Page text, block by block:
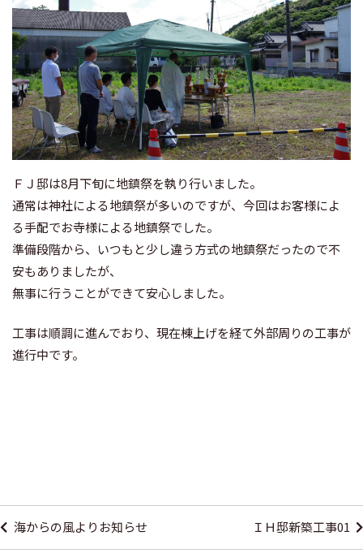
ＦＪ邸は8月下旬に地鎮祭を執り行いました。
通常は神社による地鎮祭が多いのですが、今回はお客様によ
る手配でお寺様による地鎮祭でした。
準備段階から、いつもと少し違う方式の地鎮祭だったので不
安もありましたが、
無事に行うことができて安心しました。
工事は順調に進んでおり、現在棟上げを経て外部周りの工事が
進行中です。
稿
ナ海からの風よりお知らせ ＩＨ邸新築工事01